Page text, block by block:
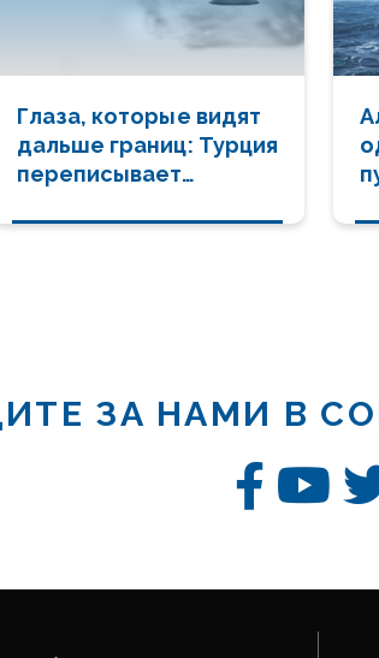
Глаза, которые видят
дальше границ: Турция
переписывает
ЗА НАМИ В